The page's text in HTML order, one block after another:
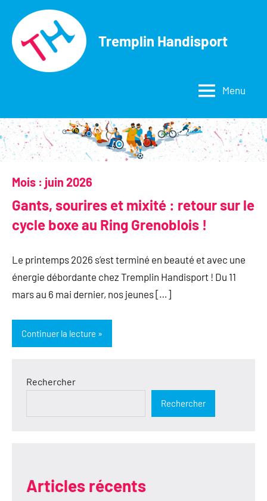
contenu
Tremplin Handisport
Menu
Mois : juin 2026
Gants, sourires et mixité : retour sur le
cycle boxe au Ring Grenoblois !
Le printemps 2026 s’est terminé en beauté et avec une
énergie débordante chez Tremplin Handisport ! Du 11
mars au 6 mai dernier, nos jeunes […]
Continuer la lecture
Rechercher
Rechercher
Articles récents